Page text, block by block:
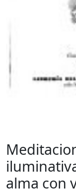
alma con